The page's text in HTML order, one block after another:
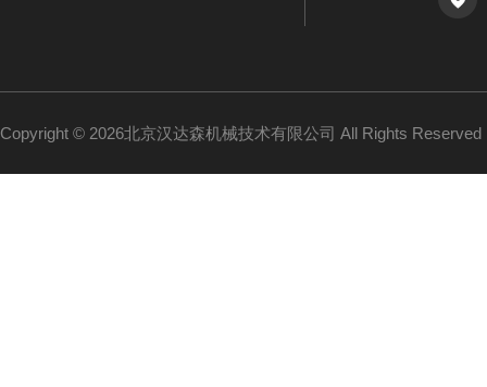
Copyright © 2026北京汉达森机械技术有限公司 All Rights